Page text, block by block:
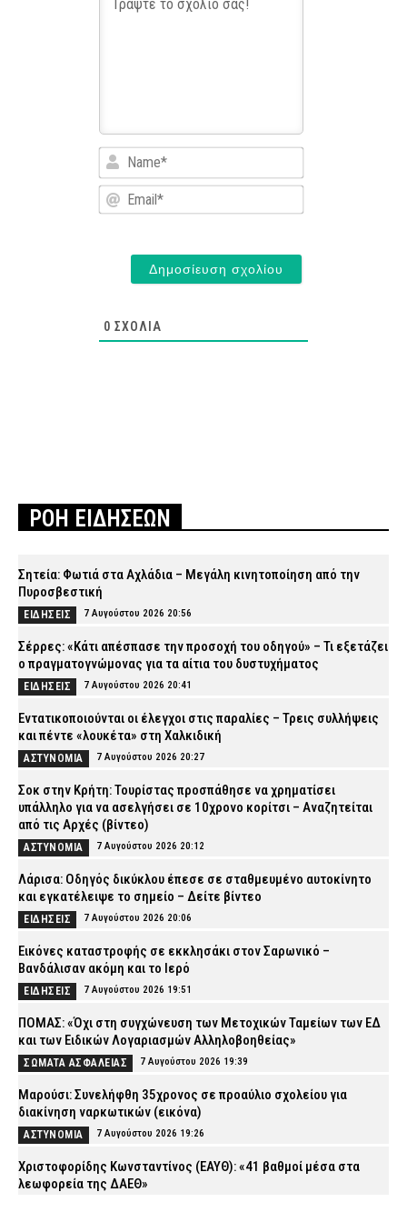
Name*
Email*
0 ΣΧΌΛΙΑ
ΡΟΗ ΕΙΔΗΣΕΩΝ
Σητεία: Φωτιά στα Αχλάδια – Μεγάλη κινητοποίηση από την
Πυροσβεστική
ΕΙΔΗΣΕΙΣ 7 Αυγούστου 2026 20:56
Σέρρες: «Κάτι απέσπασε την προσοχή του οδηγού» – Τι εξετάζει
ο πραγματογνώμονας για τα αίτια του δυστυχήματος
ΕΙΔΗΣΕΙΣ 7 Αυγούστου 2026 20:41
Εντατικοποιούνται οι έλεγχοι στις παραλίες – Τρεις συλλήψεις
και πέντε «λουκέτα» στη Χαλκιδική
ΑΣΤΥΝΟΜΙΑ 7 Αυγούστου 2026 20:27
Σοκ στην Κρήτη: Τουρίστας προσπάθησε να χρηματίσει
υπάλληλο για να ασελγήσει σε 10χρονο κορίτσι – Αναζητείται
από τις Αρχές (βίντεο)
ΑΣΤΥΝΟΜΙΑ 7 Αυγούστου 2026 20:12
Λάρισα: Οδηγός δικύκλου έπεσε σε σταθμευμένο αυτοκίνητο
και εγκατέλειψε το σημείο – Δείτε βίντεο
ΕΙΔΗΣΕΙΣ 7 Αυγούστου 2026 20:06
Εικόνες καταστροφής σε εκκλησάκι στον Σαρωνικό –
Βανδάλισαν ακόμη και το Ιερό
ΕΙΔΗΣΕΙΣ 7 Αυγούστου 2026 19:51
ΠΟΜΑΣ: «Όχι στη συγχώνευση των Μετοχικών Ταμείων των ΕΔ
και των Ειδικών Λογαριασμών Αλληλοβοηθείας»
ΣΩΜΑΤΑ ΑΣΦΑΛΕΙΑΣ 7 Αυγούστου 2026 19:39
Μαρούσι: Συνελήφθη 35χρονος σε προαύλιο σχολείου για
διακίνηση ναρκωτικών (εικόνα)
ΑΣΤΥΝΟΜΙΑ 7 Αυγούστου 2026 19:26
Χριστοφορίδης Κωνσταντίνος (ΕΑΥΘ): «41 βαθμοί μέσα στα
λεωφορεία της ΔΑΕΘ»